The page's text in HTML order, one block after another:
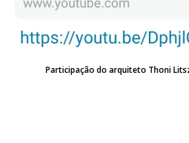
Participação do arquiteto Thoni